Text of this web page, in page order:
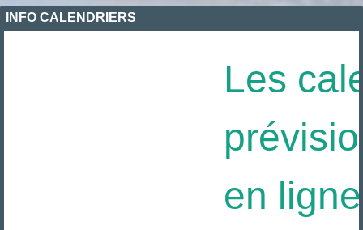
INFO CALENDRIERS
Les
en